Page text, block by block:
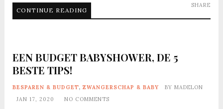
CONTINUE READING
SHARE
EEN BUDGET BABYSHOWER, DE 5
BESTE TIPS!
BESPAREN & BUDGET, ZWANGERSCHAP & BABY BY MADELON
JAN 17, 2020
NO COMMENTS